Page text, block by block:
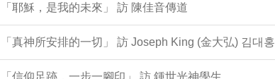
耶穌，是我的未來」 訪 陳佳音傳道
真神所安排的一切」 訪 Joseph King (金大弘) 김대홍
信仰足跡，一步一腳印」 訪 鍾世光神學生